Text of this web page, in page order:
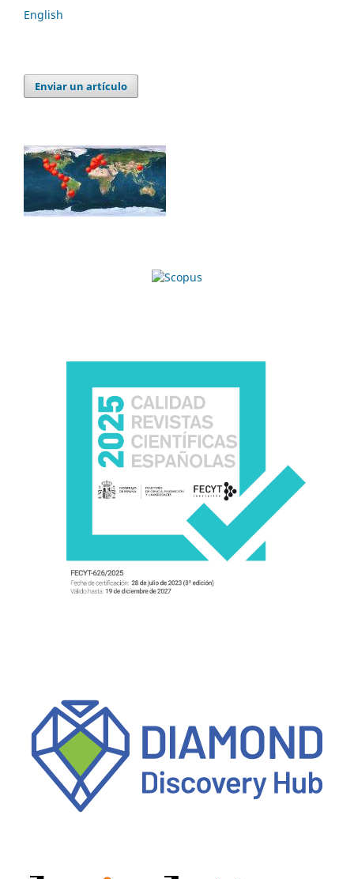
English
Enviar un artículo